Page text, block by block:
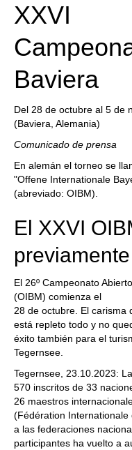
XXVI
Baviera
Del 28 de octubre al 5 de
(Baviera, Alemania)
Comunicado de prensa
En alemán el torneo se
"Offene Internationale
(abreviado: OIBM).
El XXVI
El 26º Campeonato
(OIBM) comienza el
28 de octubre. El carisma
está repleto todo y no
éxito también para el
Tegernsee.
Tegernsee, 23.10.2023:
570 inscritos de 33
26 maestros
(Fédération
a las federaciones
participantes ha vuelto a